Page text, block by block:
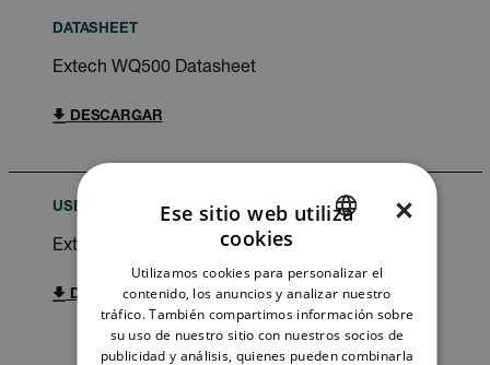
DATASHEET
Extech WQ500 Datasheet
DESCARGAR
USER MANUAL
Extech WQ500 WQ510 WQ530 User Manual
DESCARGAR
GERMAN
FRENCH
SPANISH
×
Ese sitio web utiliza
cookies
Utilizamos cookies para personalizar el
contenido, los anuncios y analizar nuestro
tráfico. También compartimos información sobre
su uso de nuestro sitio con nuestros socios de
publicidad y análisis, quienes pueden combinarla